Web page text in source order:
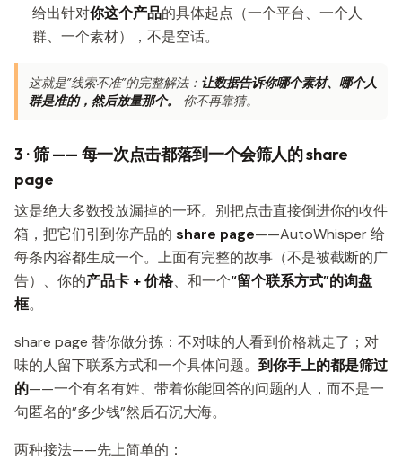
给出针对你这个产品的具体起点（一个平台、一个人
群、一个素材），不是空话。
这就是”线索不准”的完整解法： 让数据告诉你哪个素材、哪个人
群是准的，然后放量那个。
你不再靠猜。
3 · 筛 —— 每一次点击都落到一个会筛人的 share
page
这是绝大多数投放漏掉的一环。别把点击直接倒进你的收件
箱，把它们引到你产品的 share page——AutoWhisper 给
每条内容都生成一个。上面有完整的故事（不是被截断的广
告）、你的产品卡 + 价格、和一个“留个联系方式”的询盘
框。
share page 替你做分拣：不对味的人看到价格就走了；对
味的人留下联系方式和一个具体问题。 到你手上的都是筛过
的——一个有名有姓、带着你能回答的问题的人，而不是一
句匿名的”多少钱”然后石沉大海。
两种接法——先上简单的：